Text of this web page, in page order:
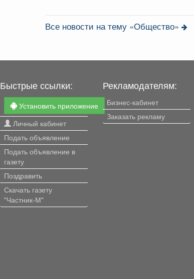
Все новости на тему «Общество»
Быстрые ссылки:
Установить приложение
Личный кабинет
Подать объявление
Подать объявление в
газету
Поздравить
Скачать газету
"Частник-М"
Рекламодателям:
Бизнес-кабинет
Заказать рекламу